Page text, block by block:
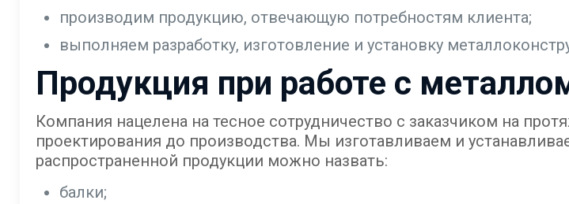
производим продукцию, отвечающую потребностям клиента;
выполняем разработку, изготовление и установку
Продукция при работе с
Компания нацелена на тесное сотрудничество с заказчиком на
проектирования до производства. Мы изготавливаем и
распространенной продукции можно назвать:
балки;